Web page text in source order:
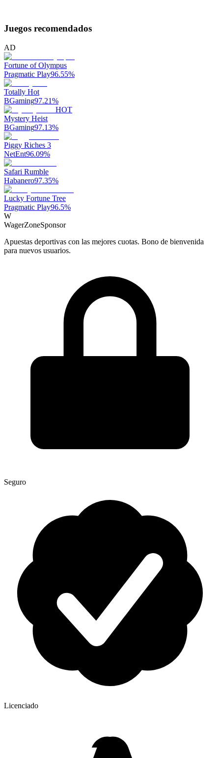
Juegos recomendados
AD
Fortune of Olympus
Pragmatic Play96.55%
Totally Hot
BGaming97.21%
HOT
Mystery Heist
BGaming97.13%
Piggy Riches 3
NetEnt96.09%
Safari Rumble
Habanero97.35%
Lucky Fortune Tree
Pragmatic Play96.5%
W
WagerZoneSponsor
Apuestas deportivas con las mejores cuotas. Bono de bienvenida
para nuevos usuarios.
Seguro
Licenciado